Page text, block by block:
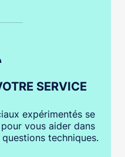
SERVICE
expérimentés se
vous aider dans
techniques.